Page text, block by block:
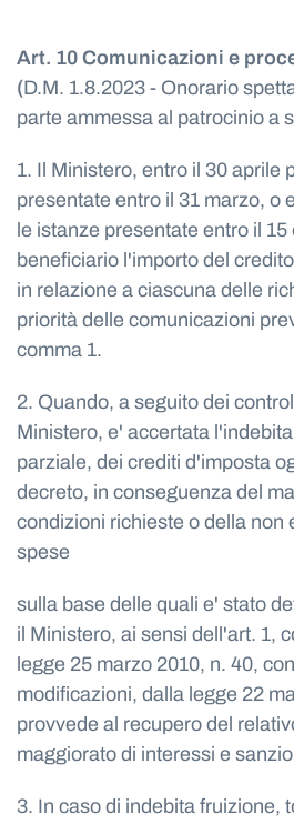
Art. 10 Comunicazioni e
(D.M. 1.8.2023 - Onorario
parte ammessa al patrocinio a
1. Il Ministero, entro il 30 aprile
presentate entro il 31 marzo, o
le istanze presentate entro il
beneficiario l'importo del
in relazione a ciascuna delle
priorità delle comunicazioni
comma 1.
2. Quando, a seguito dei
Ministero, e' accertata
parziale, dei crediti d'imposta
decreto, in conseguenza del
condizioni richieste o della non
spese
sulla base delle quali e' stato
il Ministero, ai sensi dell'art. 1,
legge 25 marzo 2010, n. 40,
modificazioni, dalla legge 22
provvede al recupero del
maggiorato di interessi e
3. In caso di indebita fruizione,